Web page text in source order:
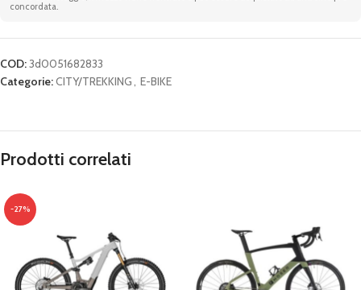
concordata.
COD:3d0051682833
Categorie:CITY/TREKKING, E-BIKE
Prodotti correlati
-27%